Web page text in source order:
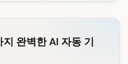
완벽한 AI 자동 기